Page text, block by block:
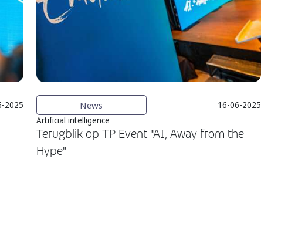
2025
News
16-06-2025
Artificial intelligence
Terugblik op TP Event "AI, Away from the
Hype"